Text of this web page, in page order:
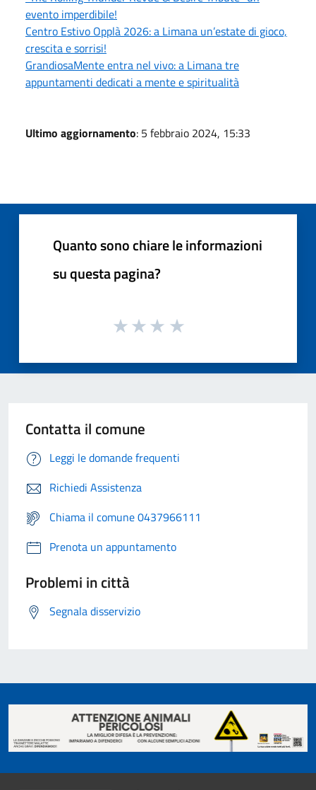
evento imperdibile!
Centro Estivo Opplà 2026: a Limana un’estate di gioco,
crescita e sorrisi!
GrandiosaMente entra nel vivo: a Limana tre
appuntamenti dedicati a mente e spiritualità
Ultimo aggiornamento: 5 febbraio 2024, 15:33
Quanto sono chiare le informazioni
su questa pagina?
Contatta il comune
Leggi le domande frequenti
Richiedi Assistenza
Chiama il comune 0437966111
Prenota un appuntamento
Problemi in città
Segnala disservizio